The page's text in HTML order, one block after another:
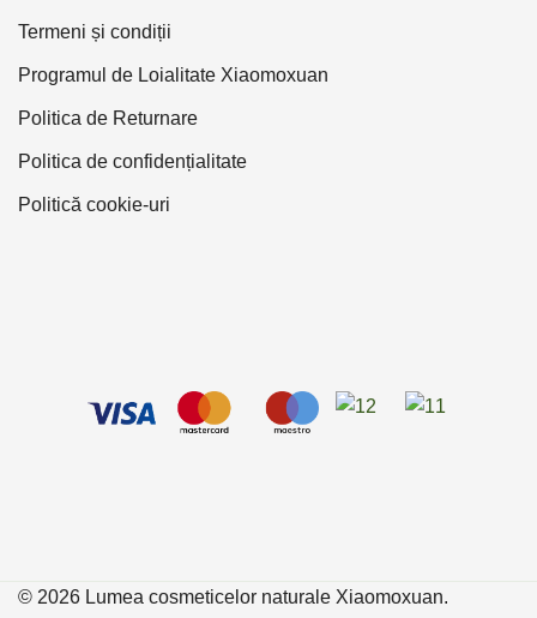
Termeni și condiții
Programul de Loialitate Xiaomoxuan
Politica de Returnare
Politica de confidențialitate
Politică cookie-uri
© 2026 Lumea cosmeticelor naturale Xiaomoxuan.